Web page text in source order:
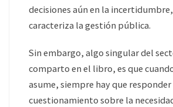
decisiones aún en la
caracteriza la gestión pública.
Sin embargo, algo singular del
comparto en el libro, es que
asume, siempre hay que responder
cuestionamiento sobre la